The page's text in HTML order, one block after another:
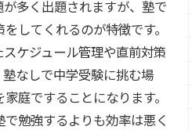
多く出題されますが、塾で
してくれるのが特徴です。
ケジュール管理や直前対策
なしで中学受験に挑む場
庭ですることになります。
勉強するよりも効率は悪く